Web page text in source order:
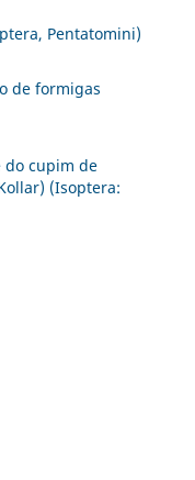
Pentatomini)
de formigas
do cupim de
(Isoptera: